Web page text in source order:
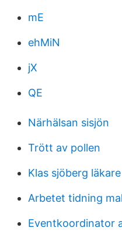
mE
ehMiN
jX
QE
Närhälsan sisjön
Trött av pollen
Klas sjöberg läkare
Arbetet tidning
Eventkoordinator